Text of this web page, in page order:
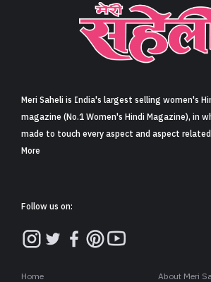
Meri Saheli is India's largest selling women's
magazine (No.1 Women's Hindi Magazine), in
made to touch every aspect and aspect
More
Follow us on:
Home About Meri